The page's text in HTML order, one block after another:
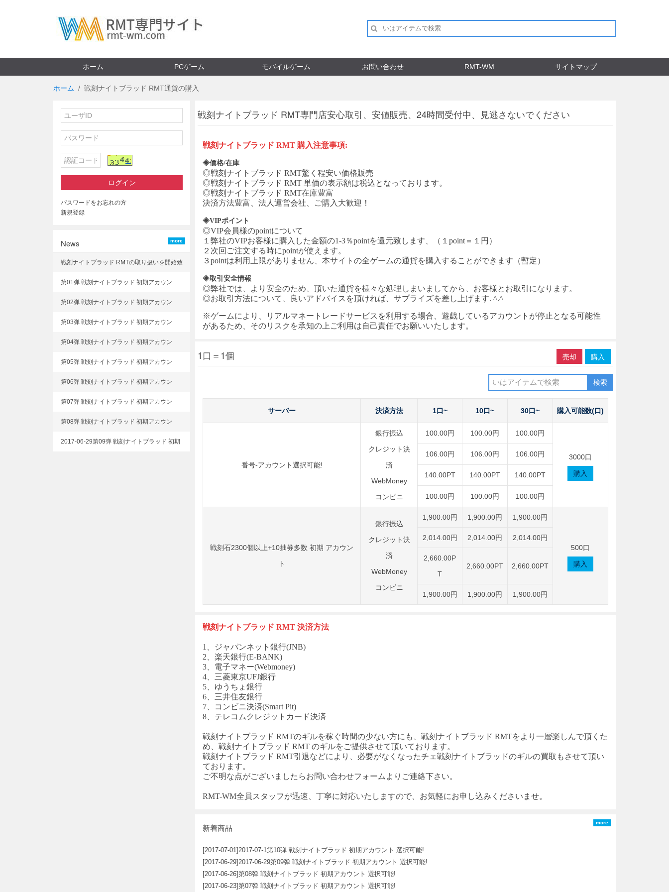
ホーム PCゲーム モバイルゲーム お問い合わせ RMT-WM サイトマップ
ホーム 戦刻ナイトブラッド RMT通貨の購入
ログイン
パスワードをお忘れの方
新規登録
more
News
戦刻ナイトブラッド RMTの取り扱いを開始致
第01弹 戦刻ナイトブラッド 初期アカウン
第02弹 戦刻ナイトブラッド 初期アカウン
第03弹 戦刻ナイトブラッド 初期アカウン
第04弹 戦刻ナイトブラッド 初期アカウン
第05弹 戦刻ナイトブラッド 初期アカウン
第06弹 戦刻ナイトブラッド 初期アカウン
第07弹 戦刻ナイトブラッド 初期アカウン
第08弹 戦刻ナイトブラッド 初期アカウン
2017-06-29第09弹 戦刻ナイトブラッド 初期
戦刻ナイトブラッド RMT専門店安心取引、安値販売、24時間受付中、見逃さないでください
戦刻ナイトブラッド RMT 購入注意事項:
◈価格/在庫
◎戦刻ナイトブラッド RMT驚く程安い価格販売
◎戦刻ナイトブラッド RMT 単価の表示額は税込となっております。
◎戦刻ナイトブラッド RMT在庫豊富
決済方法豊富、法人運営会社、ご購入大歓迎！
◈VIPポイント
◎VIP会員様のpointについて
１弊社のVIPお客様に購入した金額の1-3％pointを還元致します、（１point＝１円）
２次回ご注文する時にpointが使えます。
３pointは利用上限がありません、本サイトの全ゲームの通貨を購入することができます（暫定）
◈取引安全情報
◎弊社では、より安全のため、頂いた通貨を様々な処理しまいましてから、お客様とお取引になります。
◎お取引方法について、良いアドバイスを頂ければ、サプライズを差し上げます. ^.^
※ゲームにより、リアルマネートレードサービスを利用する場合、遊戯しているアカウントが停止となる可能性
があるため、そのリスクを承知の上ご利用は自己責任でお願いいたします。
1口＝1個 購入
売却
検索
サーバー 決済方法 1口~ 10口~ 30口~ 購入可能数(口)
番号-アカウント選択可能!
銀行振込
クレジット決
済
WebMoney
コンビニ
100.00円 100.00円 100.00円
3000口
購入
106.00円 106.00円 106.00円
140.00PT 140.00PT 140.00PT
100.00円 100.00円 100.00円
戦刻石2300個以上+10抽券多数 初期 アカウン
ト
銀行振込
クレジット決
済
WebMoney
コンビニ
1,900.00円 1,900.00円 1,900.00円
500口
購入
2,014.00円 2,014.00円 2,014.00円
2,660.00P
T
2,660.00PT 2,660.00PT
1,900.00円 1,900.00円 1,900.00円
戦刻ナイトブラッド RMT 決済方法
1、ジャパンネット銀行(JNB)
2、楽天銀行(E-BANK)
3、電子マネー(Webmoney)
4、三菱東京UFJ銀行
5、ゆうちょ銀行
6、三井住友銀行
7、コンビニ決済(Smart Pit)
8、テレコムクレジットカード決済
戦刻ナイトブラッド RMTのギルを稼ぐ時間の少ない方にも、 戦刻ナイトブラッド RMTをより一層楽しんで頂くた
め、 戦刻ナイトブラッド RMT のギルをご提供させて頂いております。
戦刻ナイトブラッド RMT引退などにより、必要がなくなったチェ戦刻ナイトブラッドのギルの買取もさせて頂い
ております。
ご不明な点がございましたらお問い合わせフォームよりご連絡下さい。
RMT-WM全員スタッフが迅速、丁寧に対応いたしますので、お気軽にお申し込みくださいませ。
more
新着商品
[2017-07-01]2017-07-1第10弹 戦刻ナイトブラッド 初期アカウント 選択可能!
[2017-06-29]2017-06-29第09弹 戦刻ナイトブラッド 初期アカウント 選択可能!
[2017-06-26]第08弹 戦刻ナイトブラッド 初期アカウント 選択可能!
[2017-06-23]第07弹 戦刻ナイトブラッド 初期アカウント 選択可能!